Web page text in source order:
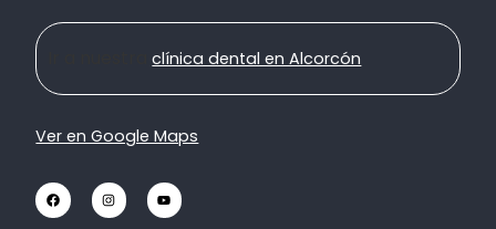
Ir a nuestraclínica dental en Alcorcón
Ver en Google Maps